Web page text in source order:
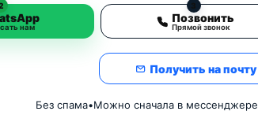
нам
3
Позвонить
Прямой звонок
Получить на почту
Без спама•Можно сначала в мессенджере